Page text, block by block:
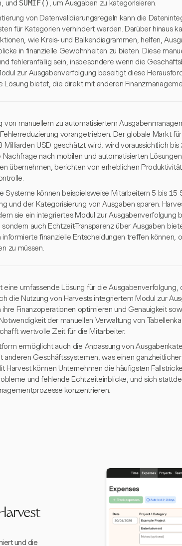
und SUMIF() , um Ausgaben zu kategorisieren.
von Datenvalidierungsregeln kann die
für Kategorien verhindert werden. Darüber hinaus
wie Kreis- und Balkendiagrammen, helfen,
in finanzielle Gewohnheiten zu bieten. Diese
fehleranfällig sein, insbesondere wenn die
zur Ausgabenverfolgung beseitigt diese
Lösung bietet, die direkt mit anderen
von manuellem zu automatisiertem
vorangetrieben. Der globale Markt
Milliarden USD geschätzt wird, wird voraussichtlich
Nachfrage nach mobilen und automatisierten
übernehmen, berichten von erheblichen
Systeme können beispielsweise Mitarbeitern 5 bis 15
und der Kategorisierung von Ausgaben sparen.
sie ein integriertes Modul zur Ausgabenverfolgung
auch Echtzeit-Transparenz über Ausgaben
informierte finanzielle Entscheidungen treffen können,
zu müssen.
eine umfassende Lösung für die
die Nutzung von Harvests integriertem Modul zur
ihre Finanzoperationen optimieren und Genauigkeit
der manuellen Verwaltung von
wertvolle Zeit für die Mitarbeiter.
ermöglicht auch die Anpassung von
anderen Geschäftssystemen, was einen
Harvest können Unternehmen die häufigsten
und fehlende Echtzeiteinblicke, und sich
konzentrieren.
und die